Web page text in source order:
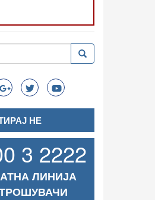
Пребарување
НЕ
3 2222
ЛИНИЈА